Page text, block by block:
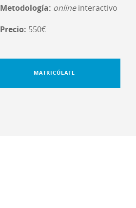
Metodología: onlineinteractivo
Precio: 550€
MATRICÚLATE